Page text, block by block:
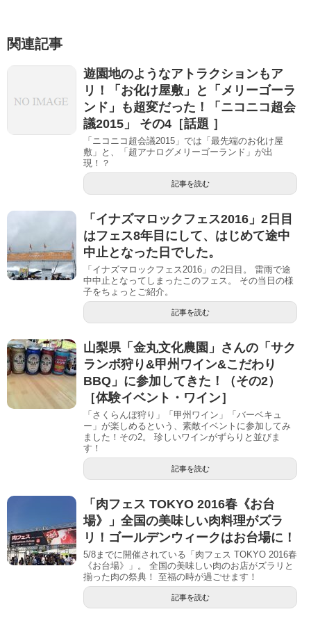
関連記事
遊園地のようなアトラクションもア
リ！「お化け屋敷」と「メリーゴーラ
ンド」も超変だった！「ニコニコ超会
議2015」 その4［話題 ］
「ニコニコ超会議2015」では「最先端のお化け屋
敷」と、「超アナログメリーゴーランド」が出
現！？
記事を読む
「イナズマロックフェス2016」2日目
はフェス8年目にして、はじめて途中
中止となった日でした。
「イナズマロックフェス2016」の2日目。 雷雨で途
中中止となってしまったこのフェス。 その当日の様
子をちょっとご紹介。
記事を読む
山梨県「金丸文化農園」さんの「サク
ランボ狩り&甲州ワイン&こだわり
BBQ」に参加してきた！（その2）
［体験イベント・ワイン］
「さくらんぼ狩り」「甲州ワイン」「バーベキュ
ー」が楽しめるという、素敵イベントに参加してみ
ました！その2。 珍しいワインがずらりと並びま
す！
記事を読む
「肉フェス TOKYO 2016春《お台
場》」全国の美味しい肉料理がズラ
リ！ゴールデンウィークはお台場に！
5/8までに開催されている「肉フェス TOKYO 2016春
《お台場》」。 全国の美味しい肉のお店がズラリと
揃った肉の祭典！ 至福の時が過ごせます！
記事を読む